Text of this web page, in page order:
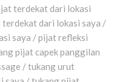
terdekat dari lokasi
dari lokasi saya /
saya / pijat refleksi
pijat capek panggilan
/ tukang urut